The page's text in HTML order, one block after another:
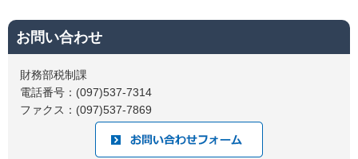
お問い合わせ
財務部税制課
電話番号：(097)537-7314
ファクス：(097)537-7869